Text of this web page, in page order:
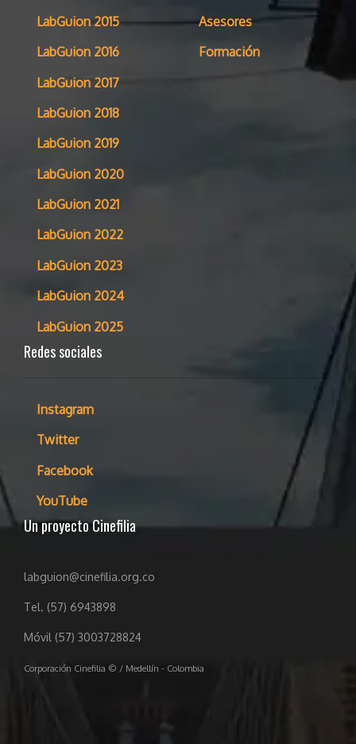
LabGuion 2015
LabGuion 2016
LabGuion 2017
LabGuion 2018
LabGuion 2019
LabGuion 2020
LabGuion 2021
LabGuion 2022
LabGuion 2023
LabGuion 2024
LabGuion 2025
Asesores
Formación
Redes sociales
Instagram
Twitter
Facebook
YouTube
Un proyecto Cinefilia
labguion@cinefilia.org.co
Tel. (57) 6943898
Móvil (57) 3003728824
Corporación Cinefilia © / Medellín - Colombia